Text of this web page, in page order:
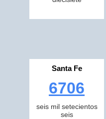
Santa Fe
6706
seis mil setecientos
seis